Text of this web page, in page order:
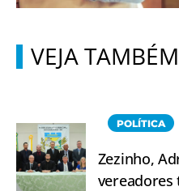
VEJA TAMBÉM
POLÍTICA
Zezinho,
vereadores